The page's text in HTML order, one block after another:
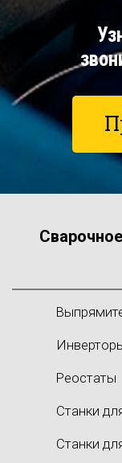
Реостаты
Станки
Станки